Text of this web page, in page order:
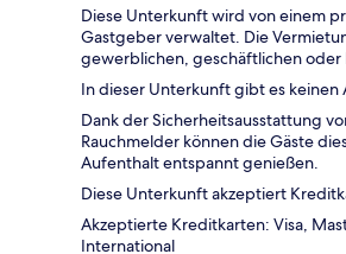
Diese Unterkunft wird von einem
Gastgeber verwaltet. Die
gewerblichen, geschäftlichen
In dieser Unterkunft gibt es keinen
Dank der Sicherheitsausstattung
Rauchmelder können die Gäste
Aufenthalt entspannt genießen.
Diese Unterkunft akzeptiert
Akzeptierte Kreditkarten: Visa,
International